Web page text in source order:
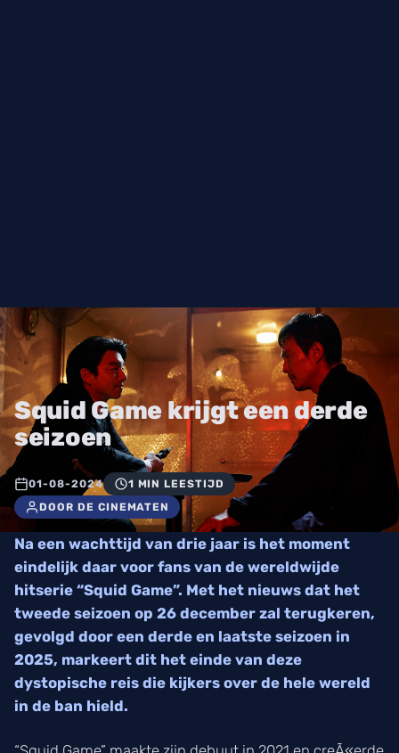
Squid Game krijgt een derde
seizoen
01-08-2024
1 MIN LEESTIJD
DOOR DE CINEMATEN
Na een wachttijd van drie jaar is het moment
eindelijk daar voor fans van de wereldwijde
hitserie “Squid Game”. Met het nieuws dat het
tweede seizoen op 26 december zal terugkeren,
gevolgd door een derde en laatste seizoen in
2025, markeert dit het einde van deze
dystopische reis die kijkers over de hele wereld
in de ban hield.